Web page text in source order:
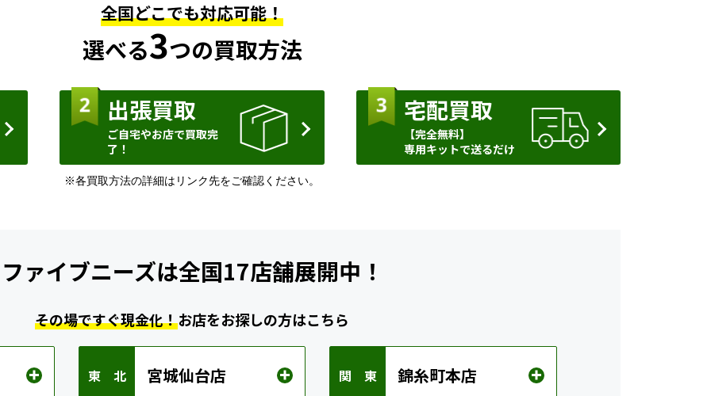
全国どこでも対応可能！
選べる3つの買取方法
出張買取
ご自宅やお店で買取完
了！
宅配買取
【完全無料】
専用キットで送るだけ
※各買取方法の詳細はリンク先をご確認ください。
ファイブニーズは全国17店舗展開中！
その場ですぐ現金化！お店をお探しの方はこちら
東 北 宮城仙台店 関 東 錦糸町本店